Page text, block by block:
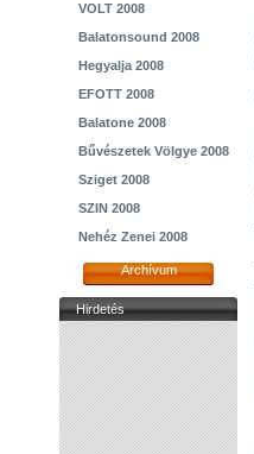
VOLT 2008
Balatonsound 2008
Hegyalja 2008
EFOTT 2008
Balatone 2008
Bűvészetek Völgye 2008
Sziget 2008
SZIN 2008
Nehéz Zenei 2008
Archívum
Hirdetés